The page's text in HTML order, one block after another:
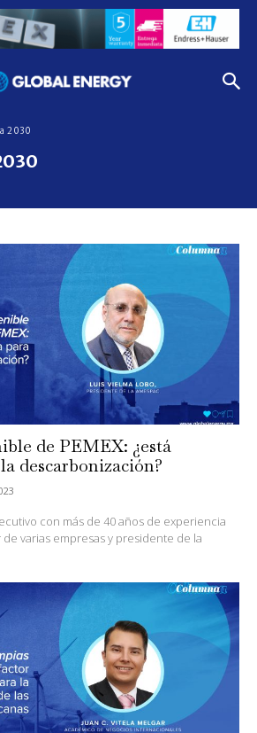
2030
de PEMEX: ¿está
descarbonización?
con más de 40 años de experiencia
varias empresas y presidente de la